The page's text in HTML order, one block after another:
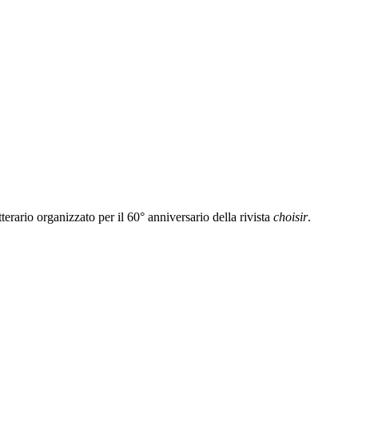
organizzato per il 60° anniversario della rivista choisir.